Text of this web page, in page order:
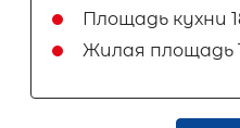
Площадь кухни
Жилая площадь